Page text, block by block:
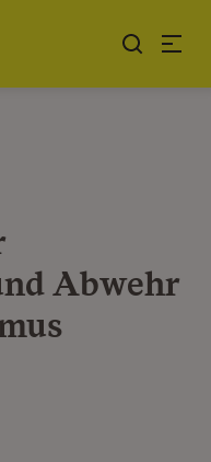
Abwehr